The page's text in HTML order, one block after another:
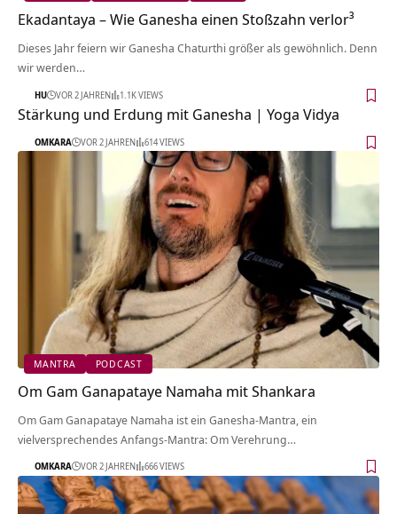
Ekadantaya – Wie Ganesha einen Stoßzahn verlor³
Dieses Jahr feiern wir Ganesha Chaturthi größer als gewöhnlich. Denn
wir werden…
HU VOR 2 JAHREN 1.1K VIEWS
Stärkung und Erdung mit Ganesha | Yoga Vidya
OMKARA VOR 2 JAHREN 614 VIEWS
MANTRA PODCAST
Om Gam Ganapataye Namaha mit Shankara
Om Gam Ganapataye Namaha ist ein Ganesha-Mantra, ein
vielversprechendes Anfangs-Mantra: Om Verehrung…
OMKARA VOR 2 JAHREN 666 VIEWS